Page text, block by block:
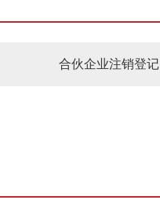
合伙企业注销登记